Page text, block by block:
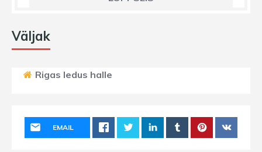
Väljak
Rigas ledus halle
EMAIL